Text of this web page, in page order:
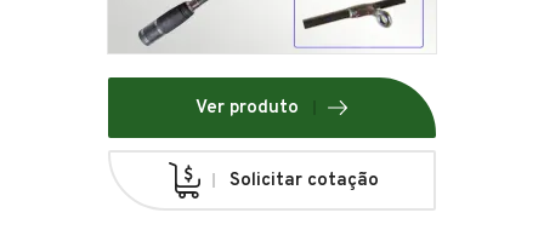
Ver produto
Solicitar cotação